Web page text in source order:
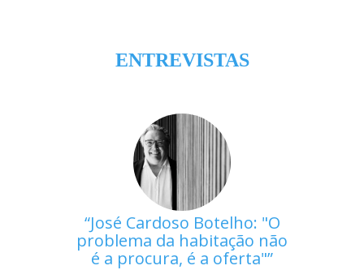
ENTREVISTAS
José Cardoso Botelho: "O
problema da habitação não
é a procura, é a oferta"